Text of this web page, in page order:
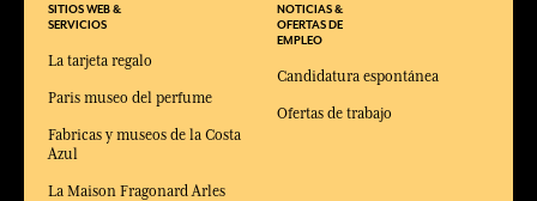
SITIOS WEB &
SERVICIOS
La tarjeta regalo
Paris museo del perfume
Fabricas y museos de la Costa
Azul
La Maison Fragonard Arles
NOTICIAS &
OFERTAS DE
EMPLEO
Candidatura espontánea
Ofertas de trabajo